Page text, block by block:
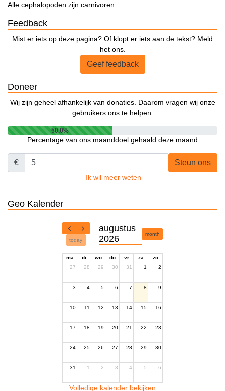
Alle cephalopoden zijn carnivoren.
Feedback
Mist er iets op deze pagina? Of klopt er iets aan de tekst? Meld
het ons.
Geef feedback
Doneer
Wij zijn geheel afhankelijk van donaties. Daarom vragen wij onze
gebruikers ons te helpen.
50.0%
Percentage van ons maanddoel gehaald deze maand
€ Steun ons
Ik wil meer weten
Geo Kalender
today
augustus
2026
month
ma di wo do vr za
zo
27
28 29 30 31 1 2
3 4 5 6 7 8 9
10 11 12 13 14 15 16
17 18 19 20 21 22 23
24 25 26 27 28 29 30
31 1 2 3 4 5 6
Volledige kalender bekijken